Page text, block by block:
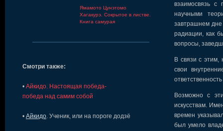
Ямамото Цунэтомо
Хагакурэ. Сокрытое в листве.
Книга самурая
Смотри также:
• Айкидо. Hастоящая победа-
победа над самим собой
• Айкидо. Ученик, или на пороге додзё
взаимосвязь с
научными
завтрашнем дне
радиации, как
вопросы,
В связи с этим,
свои
Возможно с
искусствам.
времен
был умело